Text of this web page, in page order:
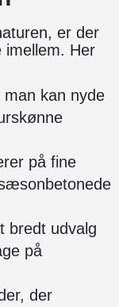
er der
Her
kan nyde
på fine
bredt udvalg
på
der